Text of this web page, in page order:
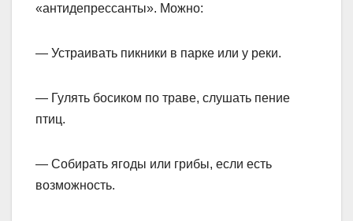
«антидепрессанты». Можно:
— Устраивать пикники в парке или у реки.
— Гулять босиком по траве, слушать пение
птиц.
— Собирать ягоды или грибы, если есть
возможность.